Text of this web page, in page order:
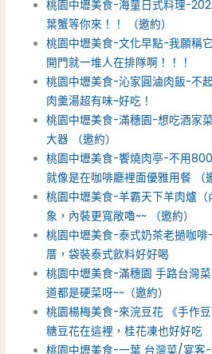
桃園中壢美食-海童日式料理-
葉蟹等你來！！ （邀約）
桃園中壢美食-文化早點-我願稱
開門就一堆人在排隊啊！！！
桃園中壢美食-沁家圓滷肉飯-不
肉羹湯超有味~好吃！
桃園中壢美食-滿穗園-想吃酒家
大器 （邀約）
桃園中壢美食-饗燒肉亭-不用
就像是在咖啡廳裡面優雅用餐 （
桃園中壢美食-羊霸天下羊肉爐
象，內裝更寬敞嚕~~ （邀約）
桃園中壢美食-泰式奶茶老撾咖
厝，袋裝泰式飲料好好喝
桃園中壢美食-滿穗園 手路台灣
道都是硬菜呀~~（邀約）
桃園楊梅美食-來浣豆花 《手作
糖豆花在這裡，桂花凍也好好吃
桃園中壢美食-一葉 台灣菜/宴客